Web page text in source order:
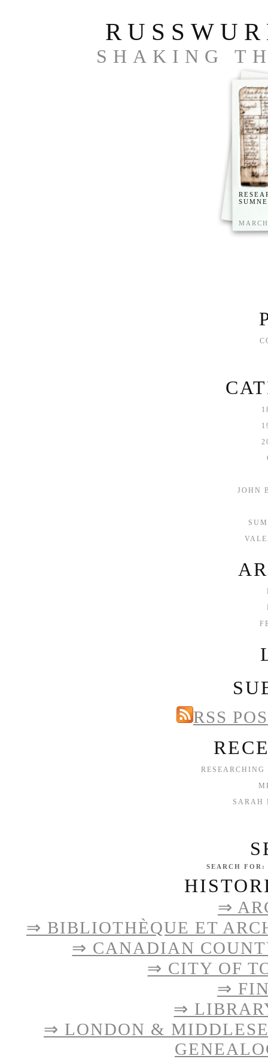
SHAKING
JOHN
RSS
SARAH
SEARCH FOR:
⇒
⇒ BIBLIOTHÈQUE ET
⇒ CANADIAN
⇒ CITY OF
⇒
⇒
⇒ LONDON &